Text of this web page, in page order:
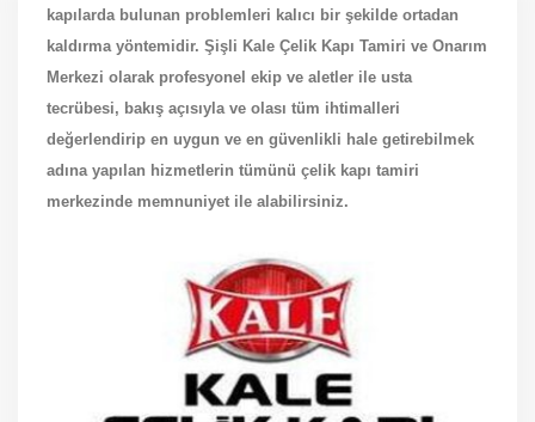
kapılarda bulunan problemleri kalıcı bir şekilde ortadan
kaldırma yöntemidir. Şişli Kale Çelik Kapı Tamiri ve Onarım
Merkezi olarak profesyonel ekip ve aletler ile usta
tecrübesi, bakış açısıyla ve olası tüm ihtimalleri
değerlendirip en uygun ve en güvenlikli hale getirebilmek
adına yapılan hizmetlerin tümünü çelik kapı tamiri
merkezinde memnuniyet ile alabilirsiniz.